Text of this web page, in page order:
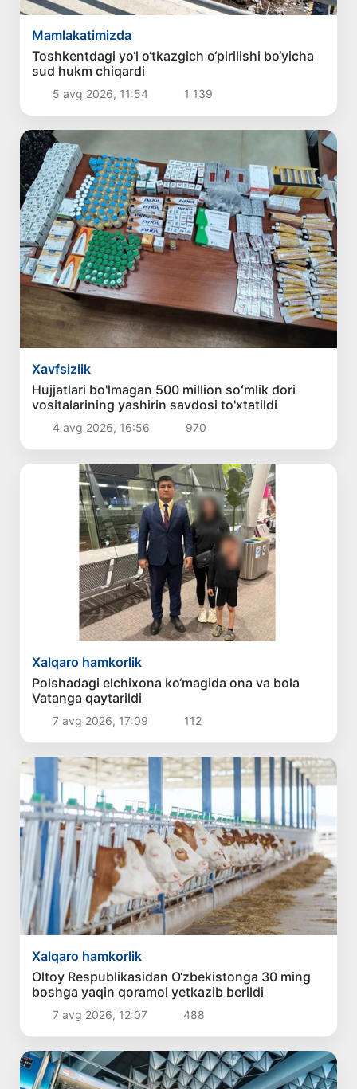
Mamlakatimizda
Toshkentdagi yo‘l o‘tkazgich o‘pirilishi bo‘yicha
sud hukm chiqardi
5 avg 2026, 11:54 1 139
Xavfsizlik
Hujjatlari bo'lmagan 500 million soʻmlik dori
vositalarining yashirin savdosi to'xtatildi
4 avg 2026, 16:56 970
Xalqaro hamkorlik
Polshadagi elchixona ko‘magida ona va bola
Vatanga qaytarildi
7 avg 2026, 17:09 112
Xalqaro hamkorlik
Oltoy Respublikasidan O‘zbekistonga 30 ming
boshga yaqin qoramol yetkazib berildi
7 avg 2026, 12:07 488